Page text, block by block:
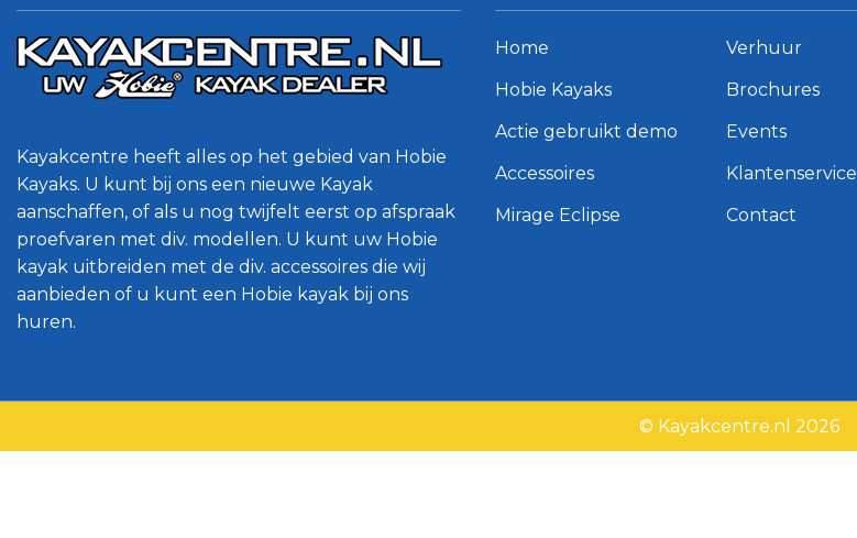
Kayakcentre heeft alles op het gebied van Hobie
Kayaks. U kunt bij ons een nieuwe Kayak
aanschaffen, of als u nog twijfelt eerst op afspraak
proefvaren met div. modellen. U kunt uw Hobie
kayak uitbreiden met de div. accessoires die wij
aanbieden of u kunt een Hobie kayak bij ons
huren.
Home
Hobie Kayaks
Actie gebruikt demo
Accessoires
Mirage Eclipse
Verhuur
Brochures
Events
Klantenservice
Contact
© Kayakcentre.nl 2026